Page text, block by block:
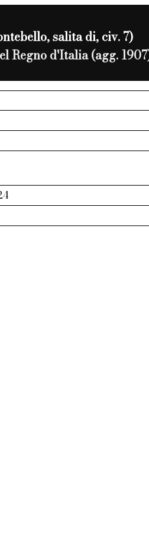
salita di, civ. 7)
Regno d'Italia (agg.